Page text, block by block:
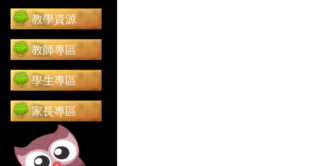
教學資源
教師專區
學生專區
家長專區